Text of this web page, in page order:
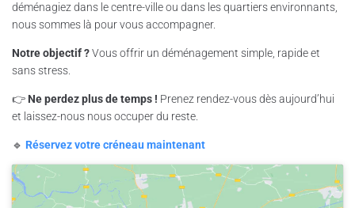
déménagiez dans le centre-ville ou dans les quartiers environnants,
nous sommes là pour vous accompagner.
Notre objectif ?Vous offrir un déménagement simple, rapide et
sans stress.
👉 Ne perdez plus de temps ! Prenez rendez-vous dès aujourd’hui
et laissez-nous nous occuper du reste.
🔹 Réservez votre créneau maintenant